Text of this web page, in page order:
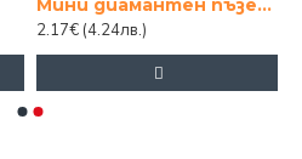
Мини диамантен пъзел с кристали – Творчески комплект за начинаещи
2.17€ (4.24лв.)